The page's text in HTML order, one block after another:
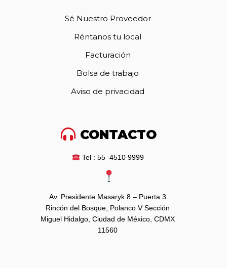
Sé Nuestro Proveedor
Réntanos tu local
Facturación
Bolsa de trabajo
Aviso de privacidad
CONTACTO
Tel : 55 4510 9999
Av. Presidente Masaryk 8 – Puerta 3
Rincón del Bosque, Polanco V Sección
Miguel Hidalgo, Ciudad de México, CDMX
11560